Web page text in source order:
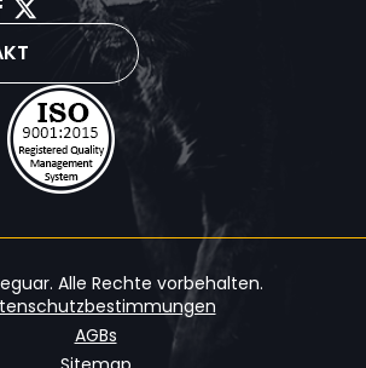
Alle Rechte vorbehalten.
AGBs